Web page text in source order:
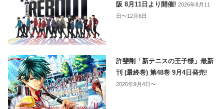
阪 8月11日より開催!2026年8月11
日〜12月6日
許斐剛「新テニスの王子様」最新
刊 (最終巻) 第48巻 9月4日発売!
2026年9月4日〜